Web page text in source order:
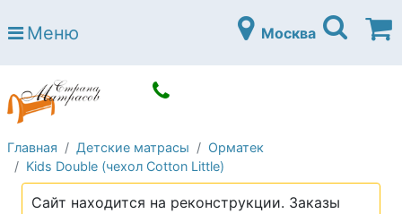
Страна матрасов
Open submenu (Матрасы)
Open submenu (Кровати)
Кровати
Open submenu (Аксессуары)
Open submenu (Диваны)
Диваны
Open submenu (Постельное белье)
Постельное белье
Меню Москва
Главная Детские матрасы
Орматек
Kids Double (чехол Cotton Little)
Сайт находится на реконструкции. Заказы